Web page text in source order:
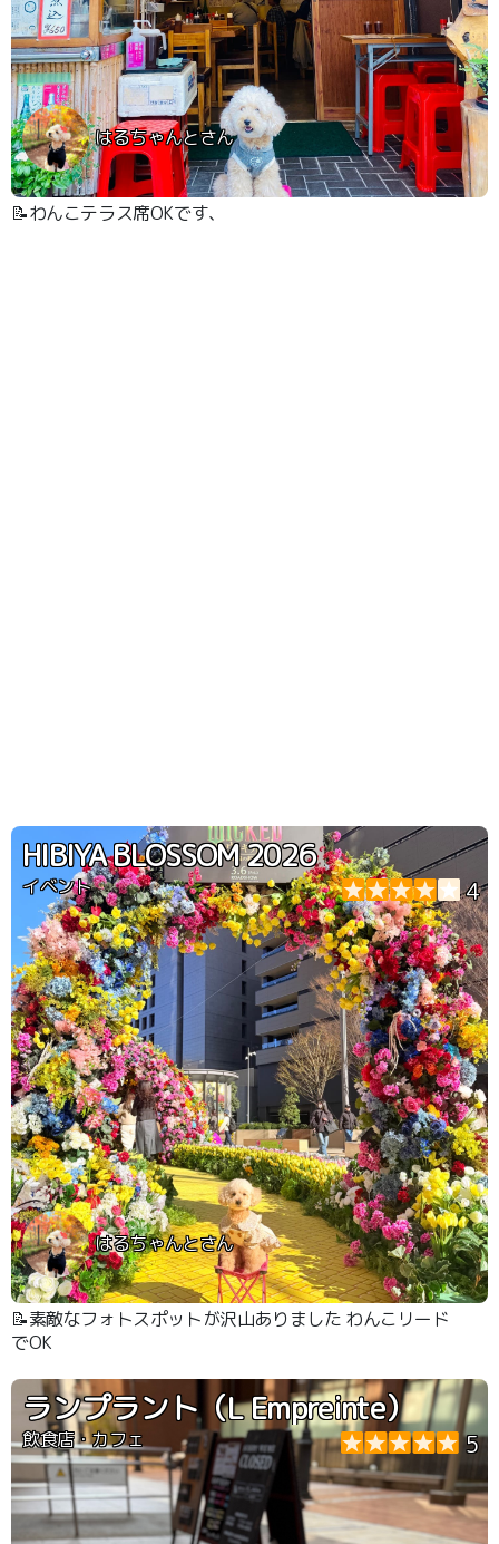
はるちゃんとさん
📝わんこテラス席OKです、
HIBIYA BLOSSOM 2026
イベント 4
はるちゃんとさん
📝素敵なフォトスポットが沢山ありました わんこリード
でOK
ランプラント（L Empreinte）
飲食店・カフェ 5